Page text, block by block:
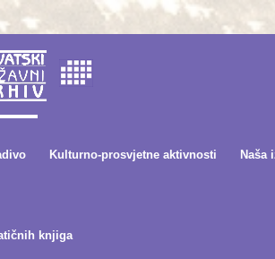
Kulturno-prosvjetne aktivnosti Naša
knjiga